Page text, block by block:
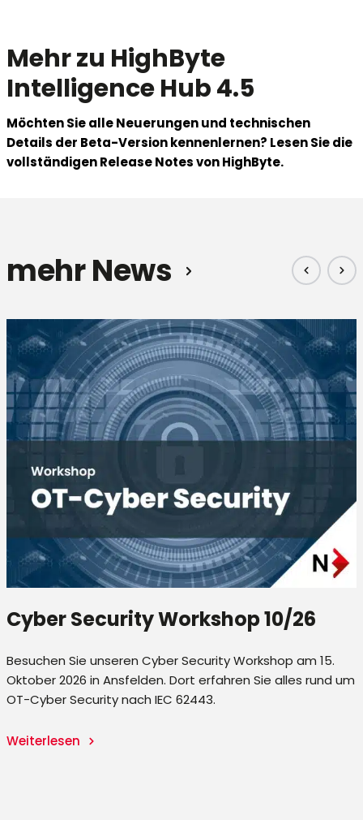
Mehr zu HighByte
Intelligence Hub 4.5
Möchten Sie alle Neuerungen und technischen
Details der Beta-Version kennenlernen? Lesen Sie die
vollständigen Release Notes von HighByte.
mehr News
Cyber Security Workshop 10/26
Besuchen Sie unseren Cyber Security Workshop am 15.
Oktober 2026 in Ansfelden. Dort erfahren Sie alles rund um
OT-Cyber Security nach IEC 62443.
Weiterlesen